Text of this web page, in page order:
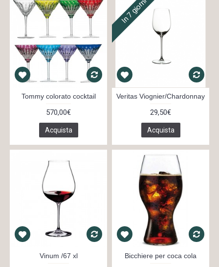
Tommy colorato cocktail
570,00€
Acquista
In 7 giorni
Veritas Viognier/Chardonnay
29,50€
Acquista
Vinum /67 xl Bicchiere per coca cola